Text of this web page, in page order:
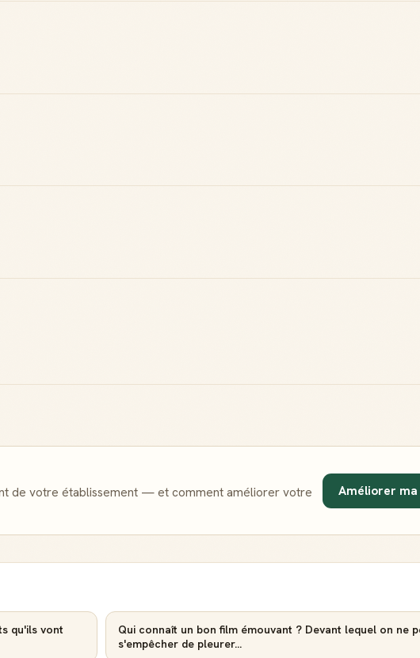
de votre établissement — et comment améliorer votre
Améliorer
qu'ils vont
Qui connaît un bon film émouvant ? Devant lequel on ne
s'empêcher de pleurer...
dans ta